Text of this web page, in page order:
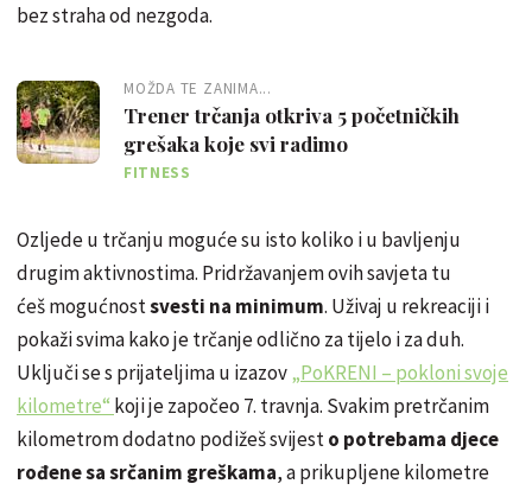
bez straha od nezgoda.
MOŽDA TE ZANIMA...
Trener trčanja otkriva 5 početničkih
grešaka koje svi radimo
FITNESS
Ozljede u trčanju moguće su isto koliko i u bavljenju
drugim aktivnostima. Pridržavanjem ovih savjeta tu
ćeš mogućnostsvesti na minimum. Uživaj u rekreaciji i
pokaži svima kako je trčanje odlično za tijelo i za duh.
Uključi se s prijateljima u izazov„PoKRENI – pokloni svoje
kilometre“koji je započeo 7. travnja. Svakim pretrčanim
kilometrom dodatno podižeš svijesto potrebama djece
rođene sa srčanim greškama, a prikupljene kilometre